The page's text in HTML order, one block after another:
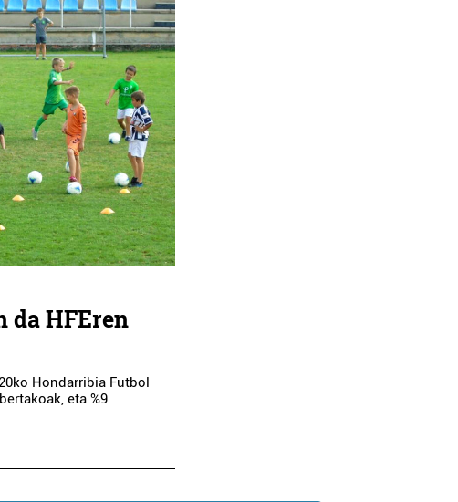
da HFEren
Hondarribia Futbol
eta %9